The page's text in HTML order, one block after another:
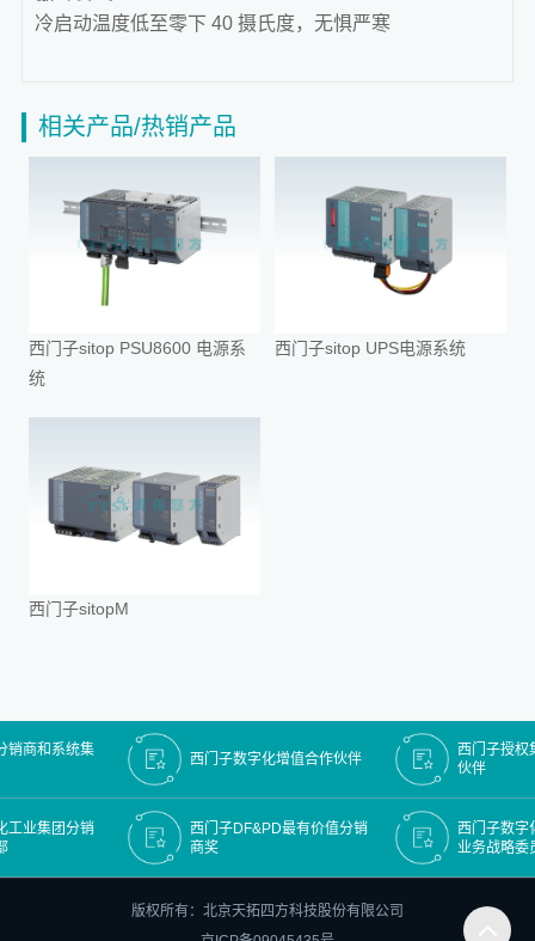
冷启动温度低至零下 40 摄氏度，无惧严寒
相关产品/热销产品
西门子sitop PSU8600 电源系
统
西门子sitop UPS电源系统
西门子sitopM
商和系统集
西门子数字化增值合作伙伴
西门子授权
伙伴
业集团分销
西门子DF&PD最有价值分销
商奖
西门子数字
业务战略委员
版权所有：北京天拓四方科技股份有限公司